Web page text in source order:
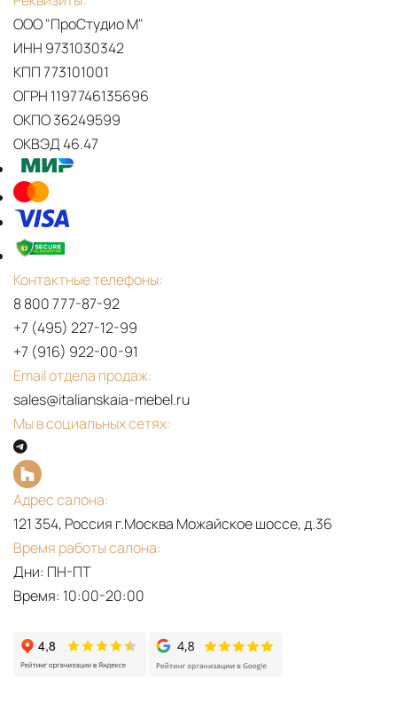
FOR
HOTEL
LOBBY
SAFI
SUSPENSION
(CUSTOM)
MODERN
CLASSIC
LUXURIOUS
SEDERE
BAR
CHAIR
|
PINK
BAR
CHAIR
DESIGN
FOR
SOPHISTICATED
MODERN
BARS
MARIE
CONSOLE
MODERN
CONSOLE
ООО "ПроСтудио М"
ИНН 9731030342
КПП 773101001
ОГРН 1197746135696
ОКПО 36249599
ОКВЭД 46.47
Контактные телефоны:
8 800 777-87-92
+7 (495) 227-12-99
+7 (916) 922-00-91
Email отдела продаж:
sales@italianskaia-mebel.ru
Мы в социальных сетях:
Адрес салона:
121 354, Россия г.Москва Можайское шоссе, д.36
Время работы салона:
Дни: ПН-ПТ
Время: 10:00-20:00